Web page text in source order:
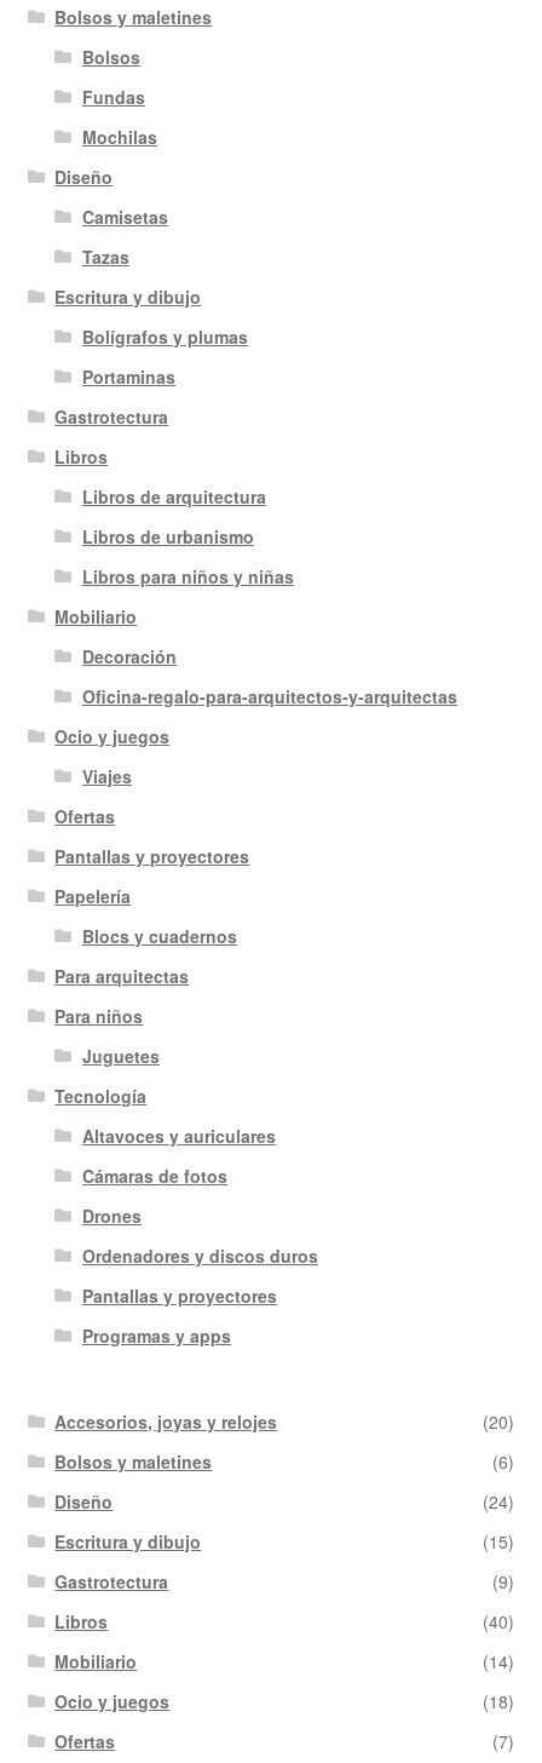
Bolsos y maletines
Bolsos
Fundas
Mochilas
Diseño
Camisetas
Tazas
Escritura y dibujo
Bolígrafos y plumas
Portaminas
Gastrotectura
Libros
Libros de arquitectura
Libros de urbanismo
Libros para niños y niñas
Mobiliario
Decoración
Oficina-regalo-para-arquitectos-y-arquitectas
Ocio y juegos
Viajes
Ofertas
Pantallas y proyectores
Papelería
Blocs y cuadernos
Para arquitectas
Para niños
Juguetes
Tecnología
Altavoces y auriculares
Cámaras de fotos
Drones
Ordenadores y discos duros
Pantallas y proyectores
Programas y apps
Accesorios, joyas y relojes
(20)
Bolsos y maletines
(6)
Diseño
(24)
Escritura y dibujo
(15)
Gastrotectura
(9)
Libros
(40)
Mobiliario
(14)
Ocio y juegos
(18)
Ofertas
(7)